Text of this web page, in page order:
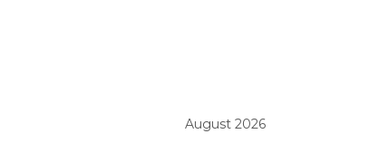
August 2026